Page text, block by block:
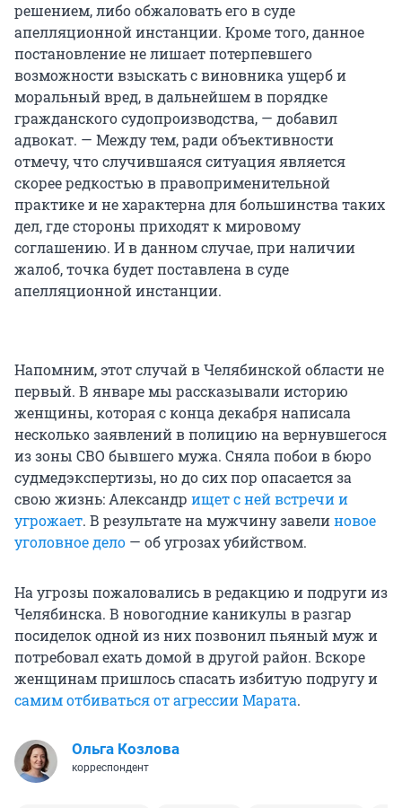
решением, либо обжаловать его в суде
апелляционной инстанции. Кроме того, данное
постановление не лишает потерпевшего
возможности взыскать с виновника ущерб и
моральный вред, в дальнейшем в порядке
гражданского судопроизводства, — добавил
адвокат. — Между тем, ради объективности
отмечу, что случившаяся ситуация является
скорее редкостью в правоприменительной
практике и не характерна для большинства таких
дел, где стороны приходят к мировому
соглашению. И в данном случае, при наличии
жалоб, точка будет поставлена в суде
апелляционной инстанции.
Напомним, этот случай в Челябинской области не
первый. В январе мы рассказывали историю
женщины, которая с конца декабря написала
несколько заявлений в полицию на вернувшегося
из зоны СВО бывшего мужа. Сняла побои в бюро
судмедэкспертизы, но до сих пор опасается за
свою жизнь: Александр ищет с ней встречи и
угрожает. В результате на мужчину завелиновое
уголовное дело — об угрозах убийством.
На угрозы пожаловались в редакцию и подруги из
Челябинска. В новогодние каникулы в разгар
посиделок одной из них позвонил пьяный муж и
потребовал ехать домой в другой район. Вскоре
женщинам пришлось спасать избитую подругу и
самим отбиваться от агрессии Марата.
Ольга Козлова
корреспондент